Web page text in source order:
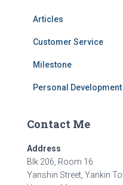
Articles
Customer Service
Milestone
Personal Development
Contact Me
Address
Blk 206, Room 16
Yanshin Street, Yankin